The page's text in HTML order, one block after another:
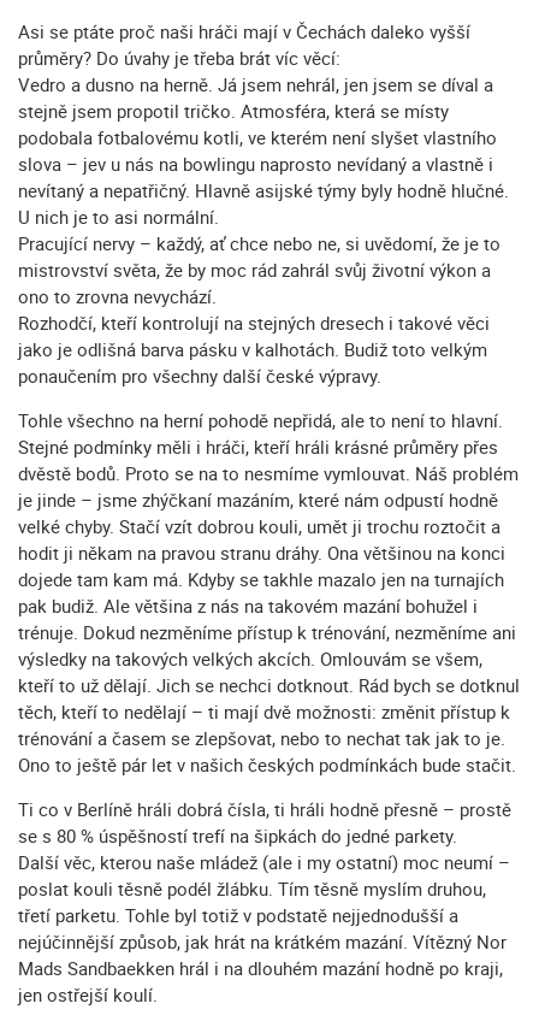
Asi se ptáte proč naši hráči mají v Čechách daleko vyšší
průměry? Do úvahy je třeba brát víc věcí:
Vedro a dusno na herně. Já jsem nehrál, jen jsem se díval a
stejně jsem propotil tričko. Atmosféra, která se místy
podobala fotbalovému kotli, ve kterém není slyšet vlastního
slova – jev u nás na bowlingu naprosto nevídaný a vlastně i
nevítaný a nepatřičný. Hlavně asijské týmy byly hodně hlučné.
U nich je to asi normální.
Pracující nervy – každý, ať chce nebo ne, si uvědomí, že je to
mistrovství světa, že by moc rád zahrál svůj životní výkon a
ono to zrovna nevychází.
Rozhodčí, kteří kontrolují na stejných dresech i takové věci
jako je odlišná barva pásku v kalhotách. Budiž toto velkým
ponaučením pro všechny další české výpravy.
Tohle všechno na herní pohodě nepřidá, ale to není to hlavní.
Stejné podmínky měli i hráči, kteří hráli krásné průměry přes
dvěstě bodů. Proto se na to nesmíme vymlouvat. Náš problém
je jinde – jsme zhýčkaní mazáním, které nám odpustí hodně
velké chyby. Stačí vzít dobrou kouli, umět ji trochu roztočit a
hodit ji někam na pravou stranu dráhy. Ona většinou na konci
dojede tam kam má. Kdyby se takhle mazalo jen na turnajích
pak budiž. Ale většina z nás na takovém mazání bohužel i
trénuje. Dokud nezměníme přístup k trénování, nezměníme ani
výsledky na takových velkých akcích. Omlouvám se všem,
kteří to už dělají. Jich se nechci dotknout. Rád bych se dotknul
těch, kteří to nedělají – ti mají dvě možnosti: změnit přístup k
trénování a časem se zlepšovat, nebo to nechat tak jak to je.
Ono to ještě pár let v našich českých podmínkách bude stačit.
Ti co v Berlíně hráli dobrá čísla, ti hráli hodně přesně – prostě
se s 80 % úspěšností trefí na šipkách do jedné parkety.
Další věc, kterou naše mládež (ale i my ostatní) moc neumí –
poslat kouli těsně podél žlábku. Tím těsně myslím druhou,
třetí parketu. Tohle byl totiž v podstatě nejjednodušší a
nejúčinnější způsob, jak hrát na krátkém mazání. Vítězný Nor
Mads Sandbaekken hrál i na dlouhém mazání hodně po kraji,
jen ostřejší koulí.